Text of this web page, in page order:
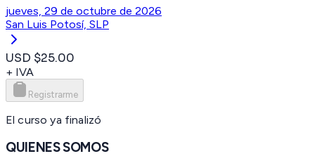
jueves, 29 de octubre de 2026
San Luis Potosí, SLP
USD $25.00
+ IVA
Registrarme
El curso ya finalizó
QUIENES SOMOS